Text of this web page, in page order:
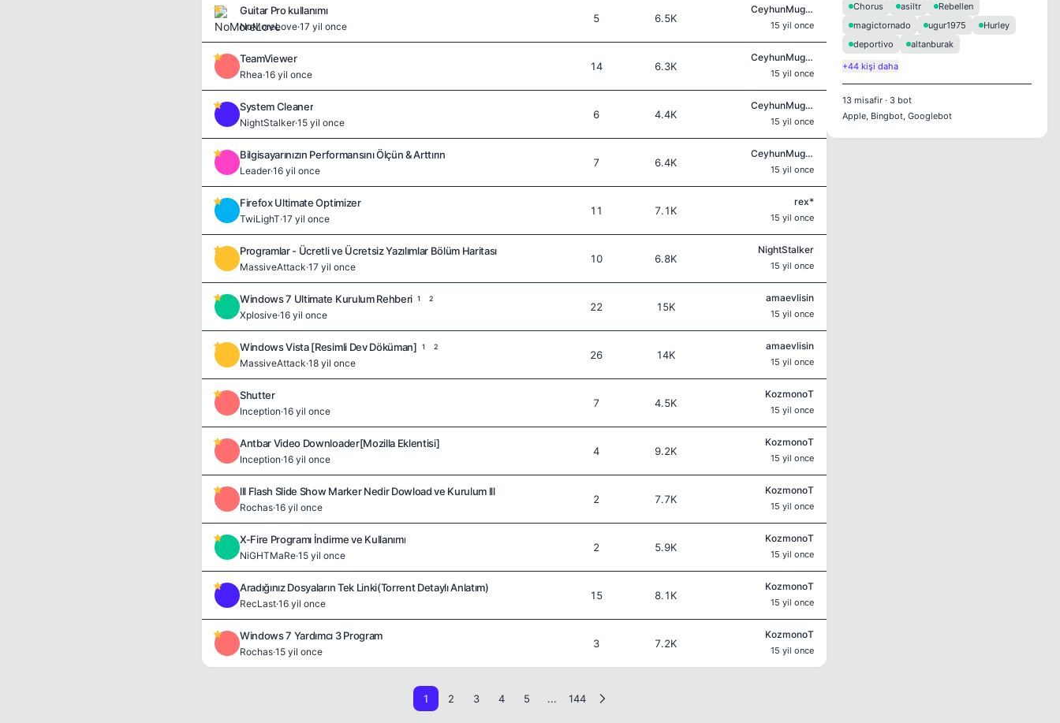
Guitar Pro kullanımı
NoMoreLove·17 yil once
5 6.5K
CeyhunMuglali
15 yil once
TeamViewer
Rhea·16 yil once
14 6.3K
CeyhunMuglali
15 yil once
System Cleaner
NightStalker·15 yil once
6 4.4K
CeyhunMuglali
15 yil once
Bilgisayarınızın Performansını Ölçün & Arttırın
Leader·16 yil once
7 6.4K
CeyhunMuglali
15 yil once
Firefox Ultimate Optimizer
TwiLighT·17 yil once
11 7.1K
rex*
15 yil once
Programlar - Ücretli ve Ücretsiz Yazılımlar Bölüm Haritası
MassiveAttack·17 yil once
10 6.8K
NightStalker
15 yil once
Windows 7 Ultimate Kurulum Rehberi 1 2
Xplosive·16 yil once
22 15K
amaevlisin
15 yil once
Windows Vista [Resimli Dev Döküman] 1 2
MassiveAttack·18 yil once
26 14K
amaevlisin
15 yil once
Shutter
Inception·16 yil once
7 4.5K
KozmonoT
15 yil once
Antbar Video Downloader[Mozilla Eklentisi]
Inception·16 yil once
4 9.2K
KozmonoT
15 yil once
lll Flash Slide Show Marker Nedir Dowload ve Kurulum lll
Rochas·16 yil once
2 7.7K
KozmonoT
15 yil once
X-Fire Programı İndirme ve Kullanımı
NiGHTMaRe·15 yil once
2 5.9K
KozmonoT
15 yil once
Aradığınız Dosyaların Tek Linki(Torrent Detaylı Anlatım)
RecLast·16 yil once
15 8.1K
KozmonoT
15 yil once
Windows 7 Yardımcı 3 Program
Rochas·15 yil once
3 7.2K
KozmonoT
15 yil once
1 2 3 4 5 ... 144
Chorus asiltr
Rebellen
magictornado
ugur1975
Hurley
deportivo
altanburak
+44 kişi daha
13 misafir · 3 bot
Apple, Bingbot, Googlebot